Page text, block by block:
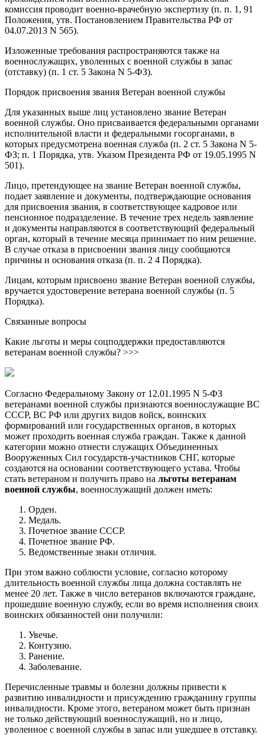
комиссия проводит военно-врачебную экспертизу (п. п. 1, 91
Положения, утв. Постановлением Правительства РФ от
04.07.2013 N 565).
Изложенные требования распространяются также на
военнослужащих, уволенных с военной службы в запас
(отставку) (п. 1 ст. 5 Закона N 5-ФЗ).
Порядок присвоения звания Ветеран военной службы
Для указанных выше лиц установлено звание Ветеран
военной службы. Оно присваивается федеральными органами
исполнительной власти и федеральными госорганами, в
которых предусмотрена военная служба (п. 2 ст. 5 Закона N 5-
ФЗ; п. 1 Порядка, утв. Указом Президента РФ от 19.05.1995 N
501).
Лицо, претендующее на звание Ветеран военной службы,
подает заявление и документы, подтверждающие основания
для присвоения звания, в соответствующее кадровое или
пенсионное подразделение. В течение трех недель заявление
и документы направляются в соответствующий федеральный
орган, который в течение месяца принимает по ним решение.
В случае отказа в присвоении звания лицу сообщаются
причины и основания отказа (п. п. 2 4 Порядка).
Лицам, которым присвоено звание Ветеран военной службы,
вручается удостоверение ветерана военной службы (п. 5
Порядка).
Связанные вопросы
Какие льготы и меры соцподдержки предоставляются
ветеранам военной службы? >>>
Согласно Федеральному Закону от 12.01.1995 N 5-ФЗ
ветеранами военной службы признаются военнослужащие ВС
СССР, ВС РФ или других видов войск, воинских
формирований или государственных органов, в которых
может проходить военная служба граждан. Также к данной
категории можно отнести служащих Объединенных
Вооруженных Сил государств-участников СНГ, которые
создаются на основании соответствующего устава. Чтобы
стать ветераном и получить право на льготы ветеранам
военной службы, военнослужащий должен иметь:
Орден.
Медаль.
Почетное звание СССР.
Почетное звание РФ.
Ведомственные знаки отличия.
При этом важно соблюсти условие, согласно которому
длительность военной службы лица должна составлять не
менее 20 лет. Также в число ветеранов включаются граждане,
прошедшие военную службу, если во время исполнения своих
воинских обязанностей они получили:
Увечье.
Контузию.
Ранение.
Заболевание.
Перечисленные травмы и болезни должны привести к
развитию инвалидности и присуждению гражданину группы
инвалидности. Кроме этого, ветераном может быть признан
не только действующий военнослужащий, но и лицо,
уволенное с военной службы в запас или ушедшее в отставку.